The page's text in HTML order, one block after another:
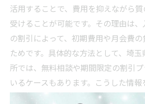
活用することで、費用を抑えながら
受けることが可能です。その理由は
の割引によって、初期費用や月会費
ためです。具体的な方法として、埼
所では、無料相談や期間限定の割引
いるケースもあります。こうした情
し、タイミングを見極めて申し込むこ